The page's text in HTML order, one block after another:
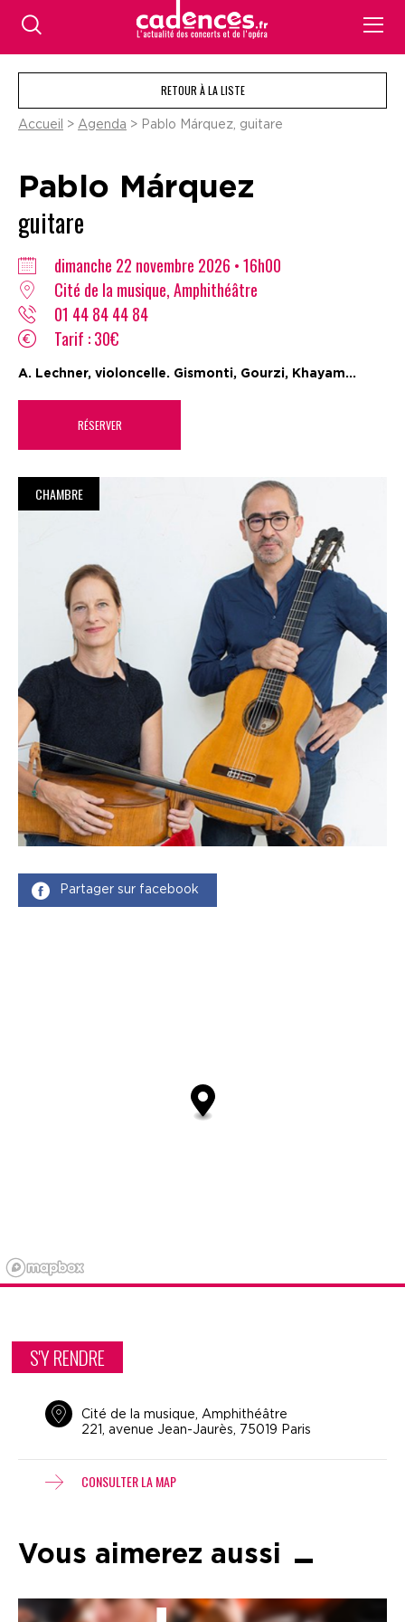
RETOUR À LA LISTE
Accueil > Agenda > Pablo Márquez, guitare
Pablo Márquez
guitare
dimanche 22 novembre 2026 • 16h00
Cité de la musique, Amphithéâtre
01 44 84 44 84
Tarif : 30€
A. Lechner, violoncelle. Gismonti, Gourzi, Khayam...
RÉSERVER
CHAMBRE
Partager sur facebook
S'Y RENDRE
Cité de la musique, Amphithéâtre
221, avenue Jean-Jaurès, 75019 Paris
CONSULTER LA MAP
Vous aimerez aussi